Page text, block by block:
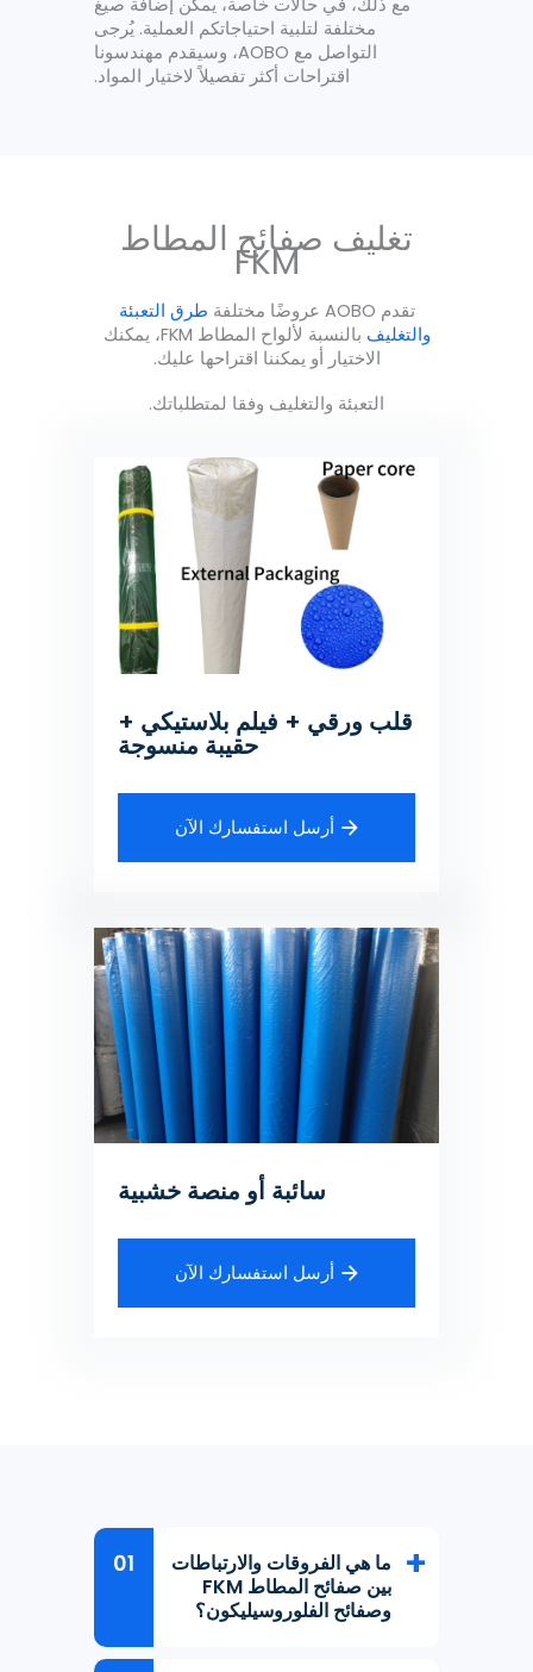
مختلفة لتلبية احتياجاتكم العملية. يُرجى
التواصل مع AOBO، وسيقدم مهندسونا
اقتراحات أكثر تفصيلاً لاختيار المواد.
تغليف صفائح المطاط
FKM
تقدم AOBO عروضًا مختلفة
طرق التعبئة
والتغليف
بالنسبة لألواح المطاط FKM، يمكنك
الاختيار أو يمكننا اقتراحها عليك.
التعبئة والتغليف وفقا لمتطلباتك.
قلب ورقي + فيلم بلاستيكي +
حقيبة منسوجة
أرسل استفسارك الآن
سائبة أو منصة خشبية
أرسل استفسارك الآن
ما هي الفروقات والارتباطات
بين صفائح المطاط FKM
وصفائح الفلوروسيليكون؟